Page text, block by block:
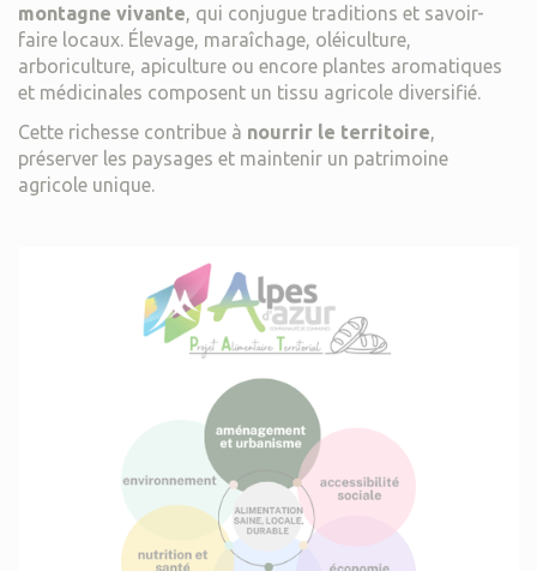
montagne vivante, qui conjugue traditions et savoir-
faire locaux. Élevage, maraîchage, oléiculture,
arboriculture, apiculture ou encore plantes aromatiques
et médicinales composent un tissu agricole diversifié.
Cette richesse contribue à nourrir le territoire,
préserver les paysages et maintenir un patrimoine
agricole unique.